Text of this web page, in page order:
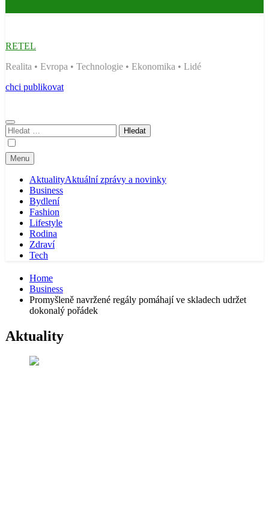
RETEL
Realita • Evropa • Technologie • Ekonomika • Lidé
chci publikovat
Vyhledávání
Menu
AktualityAktuální zprávy a novinky
Business
Bydlení
Fashion
Lifestyle
Rodina
Zdraví
Tech
Home
Business
Promyšleně navržené regály pomáhají ve skladech udržet
dokonalý pořádek
Aktuality